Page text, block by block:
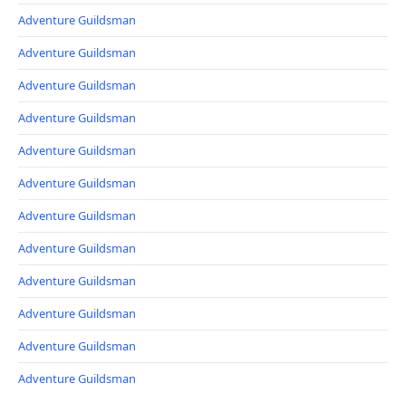
Adventure Guildsman
Adventure Guildsman
Adventure Guildsman
Adventure Guildsman
Adventure Guildsman
Adventure Guildsman
Adventure Guildsman
Adventure Guildsman
Adventure Guildsman
Adventure Guildsman
Adventure Guildsman
Adventure Guildsman